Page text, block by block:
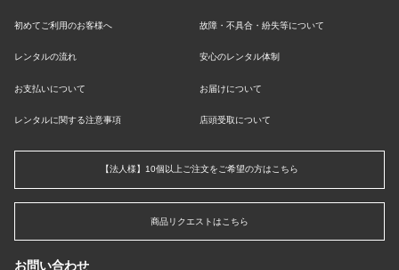
初めてご利用のお客様へ 故障・不具合・紛失等について
レンタルの流れ 安心のレンタル体制
お支払いについて お届けについて
レンタルに関する注意事項 店頭受取について
【法人様】10個以上ご注文をご希望の方はこちら
商品リクエストはこちら
お問い合わせ